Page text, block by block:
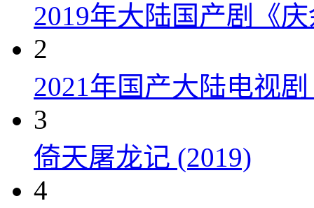
2019年大陆国产剧《
2
2021年国产大陆电视
3
倚天屠龙记 (2019)
4